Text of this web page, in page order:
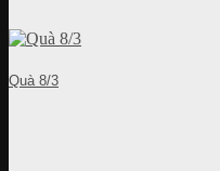
Quà 8/3